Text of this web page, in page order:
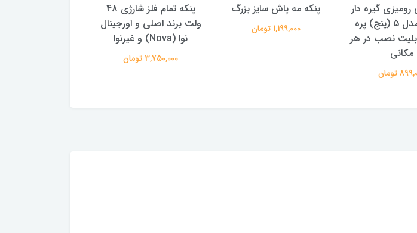
رومیزی گیره دار
خارجی مدل 5 (پنج) پره
نصب در هر
مکانی
تومان
پنکه مه پاش سایز بزرگ
1,199,000 تومان
پنکه تمام فلز شارژی 48
ولت برند اصلی و اورجینال
نوا (Nova) و غیرنوا
3,750,000 تومان